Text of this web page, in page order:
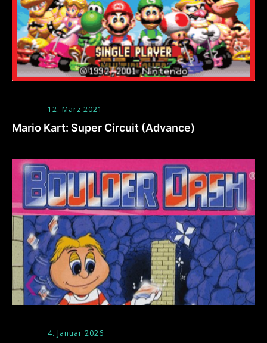
12. März 2021
Mario Kart: Super Circuit (Advance)
4. Januar 2026